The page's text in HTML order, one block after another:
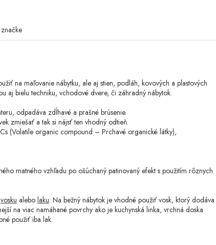
na maľovanie nábytku, ale aj stien, podláh, kovových a plastových
aj bielu techniku, vchodové dvere, či záhradný nábytok.
odpadáva zdĺhavé a prašné brúsenie.
zmiešať a tak si nájsť ten vhodný odtieň.
(Volatile organic compound – Prchavé organické látky),
matného vzhľadu po ošúchaný patinovaný efekt s použitím rôznych
vosku alebo laku. Na bežný nábytok je vhodné použiť vosk, ktorý dodáva
na viac namáhané povrchy ako je kuchynská linka, vrchná doska
použiť iba lak.